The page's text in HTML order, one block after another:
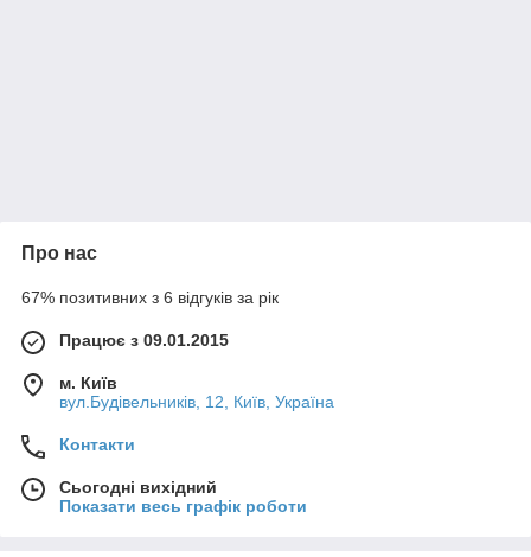
Про нас
67% позитивних з 6 відгуків за рік
Працює з 09.01.2015
м. Київ
вул.Будівельників, 12, Київ, Україна
Контакти
Сьогодні вихідний
Показати весь графік роботи